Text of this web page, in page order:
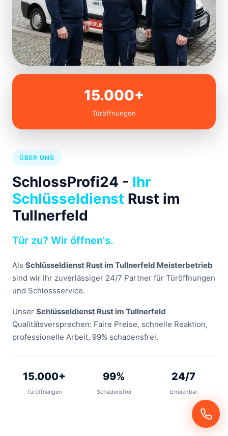
15.000+
Türöffnungen
ÜBER UNS
SchlossProfi24 - Ihr
Schlüsseldienst Rust im
Tullnerfeld
Tür zu? Wir öffnen's.
Als Schlüsseldienst Rust im Tullnerfeld Meisterbetrieb
sind wir Ihr zuverlässiger 24/7 Partner für Türöffnungen
und Schlossservice.
Unser Schlüsseldienst Rust im Tullnerfeld
Qualitätsversprechen: Faire Preise, schnelle Reaktion,
professionelle Arbeit, 99% schadensfrei.
15.000+
Türöffnungen
99%
Schadensfrei
24/7
Erreichbar